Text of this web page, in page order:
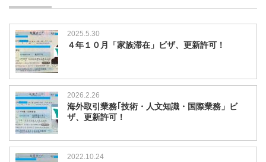
2025.5.30
４年１０月「家族滞在」ビザ、更新許可！
2026.2.26
海外取引業務｢技術・人文知識・国際業務」ビ
ザ、更新許可！
2022.10.24